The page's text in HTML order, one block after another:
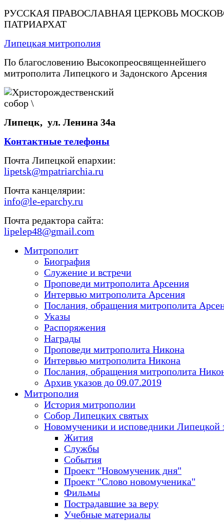
РУССКАЯ ПРАВОСЛАВНАЯ ЦЕРКОВЬ
ПАТРИАРХАТ
Липецкая митрополия
По благословению Высокопреосвященнейшего
митрополита Липецкого и Задонского Арсения
Липецк, ул. Ленина 34а
Контактные телефоны
Почта Липецкой епархии:
lipetsk@mpatriarchia.ru
Почта канцелярии:
info@le-eparchy.ru
Почта редактора сайта:
lipelep48@gmail.com
Митрополит
Биография
Служение и встречи
Проповеди митрополита Арсения
Интервью митрополита Арсения
Послания, обращения митрополита
Указы
Распоряжения
Награды
Проповеди митрополита Никона
Интервью митрополита Никона
Послания, обращения митрополита
Архив указов до 09.07.2019
Митрополия
История митрополии
Собор Липецких святых
Новомученики и исповедники Липецкой
Жития
Службы
События
Проект "Новомученик дня"
Проект "Слово новомученика"
Фильмы
Пострадавшие за веру
Учебные материалы